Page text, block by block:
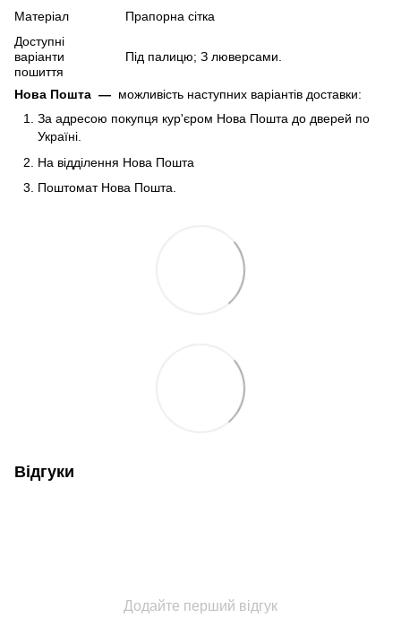
Матеріал
Прапорна сітка
Доступні
варіанти
пошиття
Під палицю; З люверсами.
Нова Пошта — можливість наступних варіантів доставки:
За адресою покупця кур'єром Нова Пошта до дверей по
Україні.
На відділення Нова Пошта
Поштомат Нова Пошта.
Відгуки
Додайте перший відгук